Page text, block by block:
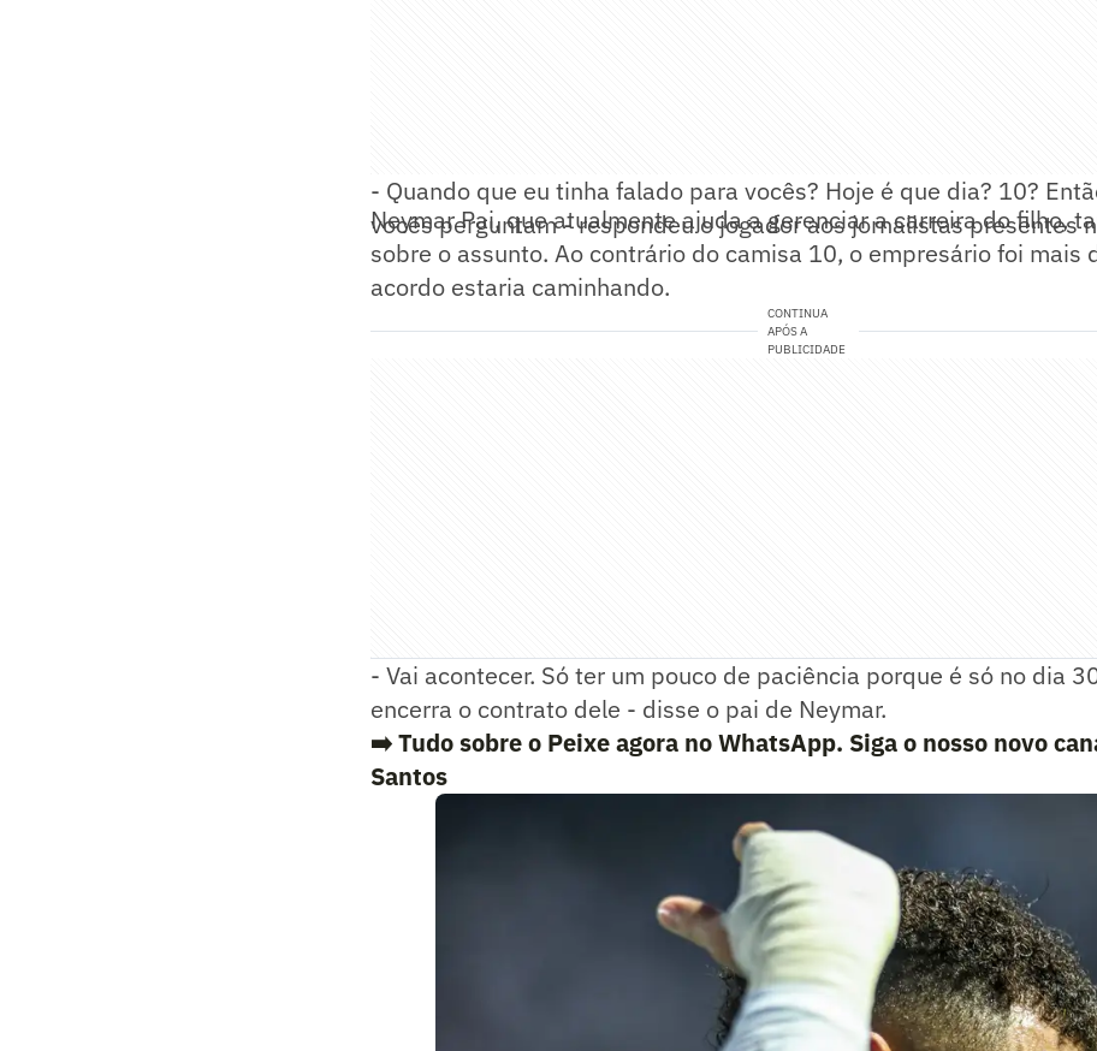
- Quando que eu tinha falado para vocês? Hoje é que dia? 10?
vocês perguntam - respondeu o jogador aos jornalistas presentes
Neymar Pai, que atualmente ajuda a gerenciar a carreira do filho,
sobre o assunto. Ao contrário do camisa 10, o empresário foi mais
acordo estaria caminhando.
CONTINUA
APÓS A
PUBLICIDADE
- Vai acontecer. Só ter um pouco de paciência porque é só no dia
encerra o contrato dele - disse o pai de Neymar.
➡️ Tudo sobre o Peixe agora no WhatsApp. Siga o nosso novo
Santos